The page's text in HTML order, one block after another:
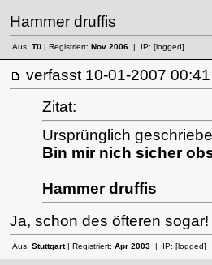
Hammer druffis
Aus: Tü| Registriert: Nov 2006| IP: [logged]
verfasst 10-01-2007
Zitat:
Ursprünglich
Bin mir nich sicher
Hammer druffis
Ja, schon des öfteren sogar!
Aus: Stuttgart| Registriert: Apr 2003| IP: [logged]